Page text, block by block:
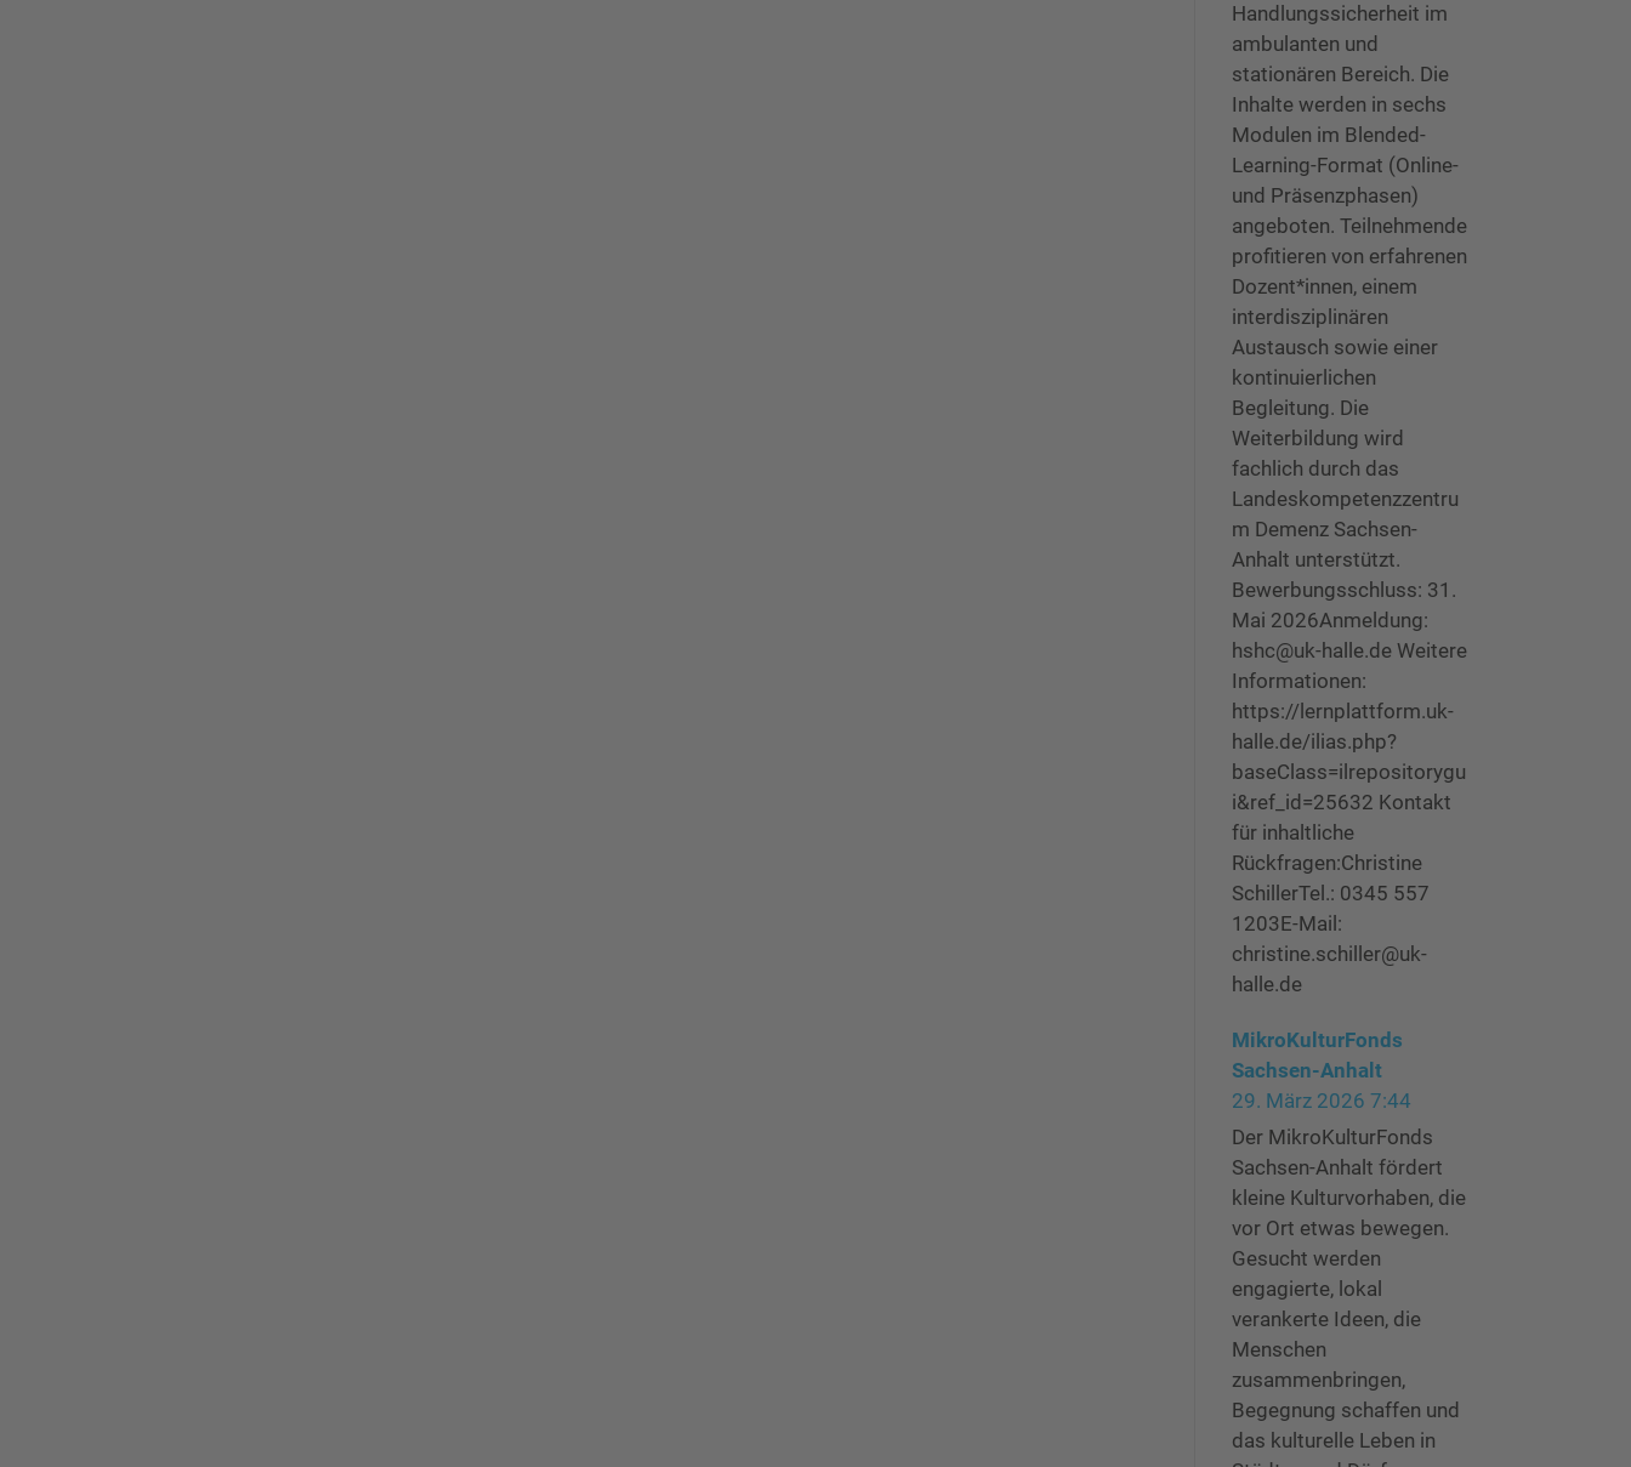
Handlungssicherheit im
ambulanten und
stationären Bereich. Die
Inhalte werden in sechs
Modulen im Blended-
Learning-Format (Online-
und Präsenzphasen)
angeboten. Teilnehmende
profitieren von erfahrenen
Dozent*innen, einem
interdisziplinären
Austausch sowie einer
kontinuierlichen
Begleitung. Die
Weiterbildung wird
fachlich durch das
Landeskompetenzzentru
m Demenz Sachsen-
Anhalt unterstützt.
Bewerbungsschluss: 31.
Mai 2026Anmeldung:
hshc@uk-halle.de Weitere
Informationen:
https://lernplattform.uk-
halle.de/ilias.php?
baseClass=ilrepositorygu
i&ref_id=25632 Kontakt
für inhaltliche
Rückfragen:Christine
SchillerTel.: 0345 557
1203E-Mail:
christine.schiller@uk-
halle.de
MikroKulturFonds
Sachsen-Anhalt
29. März 2026 7:44
Der MikroKulturFonds
Sachsen-Anhalt fördert
kleine Kulturvorhaben, die
vor Ort etwas bewegen.
Gesucht werden
engagierte, lokal
verankerte Ideen, die
Menschen
zusammenbringen,
Begegnung schaffen und
das kulturelle Leben in